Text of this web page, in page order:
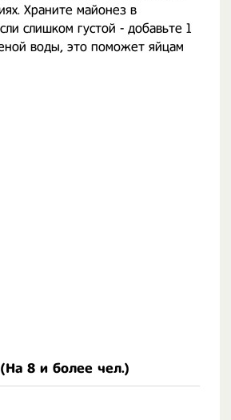
Храните майонез в
слишком густой - добавьте 1
воды, это поможет яйцам
8 и более чел.)